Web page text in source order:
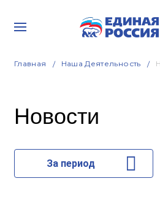
Главная Наша Деятельность
Новости
За период